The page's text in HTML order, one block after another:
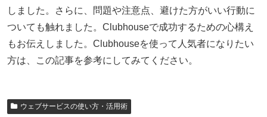
しました。さらに、問題や注意点、避けた方がいい行動に
ついても触れました。Clubhouseで成功するための心構え
もお伝えしました。Clubhouseを使って人気者になりたい
方は、この記事を参考にしてみてください。
ウェブサービスの使い方・活用術